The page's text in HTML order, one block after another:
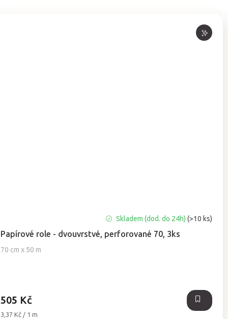
Papírové role - dvouvrstvé, perforované 70, 3ks
70 cm x 50 m
hodnocení
produktu
je
Skladem (dod. do 24h)(>10 ks)
505 Kč
Měrná
3,37 Kč / 1 m